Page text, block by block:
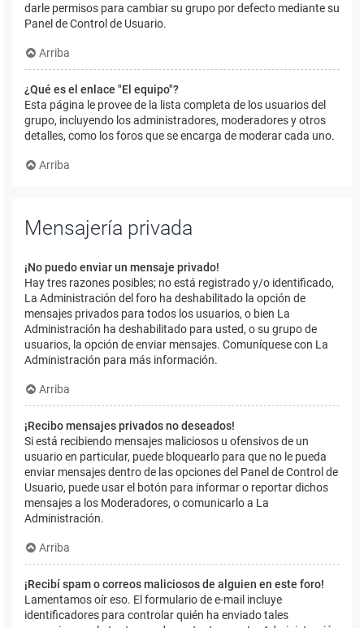
darle permisos para cambiar su grupo por defecto mediante su
Panel de Control de Usuario.
Arriba
¿Qué es el enlace "El equipo"?
Esta página le provee de la lista completa de los usuarios del
grupo, incluyendo los administradores, moderadores y otros
detalles, como los foros que se encarga de moderar cada uno.
Arriba
Mensajería privada
¡No puedo enviar un mensaje privado!
Hay tres razones posibles; no está registrado y/o identificado,
La Administración del foro ha deshabilitado la opción de
mensajes privados para todos los usuarios, o bien La
Administración ha deshabilitado para usted, o su grupo de
usuarios, la opción de enviar mensajes. Comuníquese con La
Administración para más información.
Arriba
¡Recibo mensajes privados no deseados!
Si está recibiendo mensajes maliciosos u ofensivos de un
usuario en particular, puede bloquearlo para que no le pueda
enviar mensajes dentro de las opciones del Panel de Control de
Usuario, puede usar el botón para informar o reportar dichos
mensajes a los Moderadores, o comunicarlo a La
Administración.
Arriba
¡Recibí spam o correos maliciosos de alguien en este foro!
Lamentamos oír eso. El formulario de e-mail incluye
identificadores para controlar quién ha enviado tales